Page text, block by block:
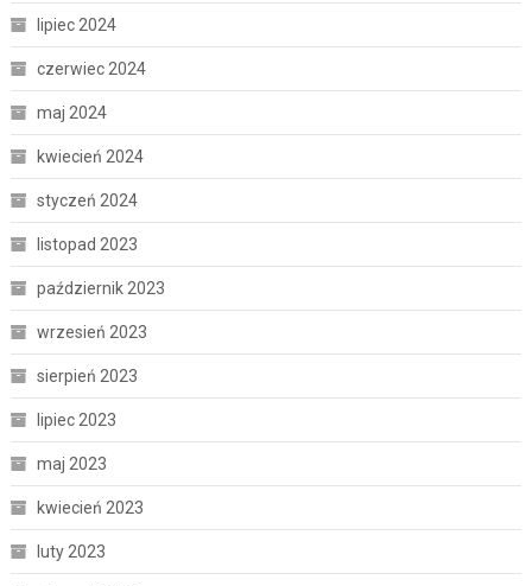
lipiec 2024
czerwiec 2024
maj 2024
kwiecień 2024
styczeń 2024
listopad 2023
październik 2023
wrzesień 2023
sierpień 2023
lipiec 2023
maj 2023
kwiecień 2023
luty 2023